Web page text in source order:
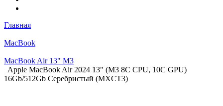
Главная
MacBook
MacBook Air 13" M3
Apple MacBook Air 2024 13" (М3 8C CPU, 10C GPU)
16Gb/512Gb Серебристый (MXCT3)